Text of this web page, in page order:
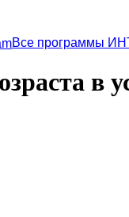
Все программы
в